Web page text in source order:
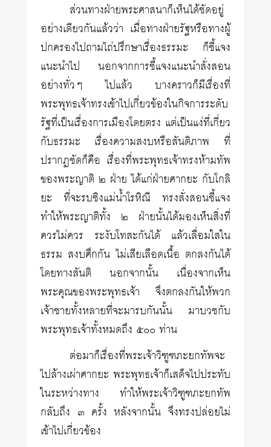
ส่วนทางฝ่ายพระศาสนาก็เห็นได้ชัดอยู่
อย่างเดียวกันแล้วว่า เมื่อทางฝ่ายรัฐหรือทางผู้
ปกครองไปถามไถ่ปรึกษาเรื่องธรรมะ ก็ชี้แจง
แนะนำไป นอกจากการชี้แจงแนะนำสั่งสอน
อย่างทั่วๆ ไปแล้ว บางคราวก็มีเรื่องที่
พระพุทธเจ้าทรงเข้าไปเกี่ยวข้องในกิจการระดับ
รัฐที่เป็นเรื่องการเมืองโดยตรง แต่เป็นแง่ที่เกี่ยว
กับธรรมะ เรื่องความสงบหรือสันติภาพ ที่
ปรากฏชัดก็คือ เรื่องที่พระพุทธเจ้าทรงห้ามทัพ
ของพระญาติ ๒ ฝ่าย ได้แก่ฝ่ายศากยะ กับโกลิ
ยะ ที่จะรบชิงแม่น้ำโรหิณี ทรงสั่งสอนชี้แจง
ทำให้พระญาติทั้ง ๒ ฝ่ายนั้นได้มองเห็นสิ่งที่
ควรไม่ควร ระงับโทสะกันได้ แล้วเลื่อมใสใน
ธรรม สงบศึกกัน ไม่เสียเลือดเนื้อ ตกลงกันได้
โดยทางสันติ นอกจากนั้น เนื่องจากเห็น
พระคุณของพระพุทธเจ้า จึงตกลงกันให้พวก
เจ้าชายทั้งหลายที่จะมารบกันนั้น มาบวชกับ
พระพุทธเจ้าทั้งหมดถึง ๕๐๐ ท่าน
ต่อมาก็เรื่องที่พระเจ้าวิฑูฑภะยกทัพจะ
ไปล้างเผ่าศากยะ พระพุทธเจ้าก็เสด็จไปประทับ
ในระหว่างทาง ทำให้พระเจ้าวิฑูฑภะยกทัพ
กลับถึง ๓ ครั้ง หลังจากนั้น จึงทรงปล่อยไม่
เข้าไปเกี่ยวข้อง